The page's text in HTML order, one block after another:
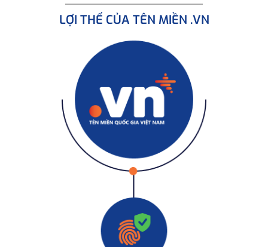
LỢI THẾ CỦA TÊN MIỀN .VN